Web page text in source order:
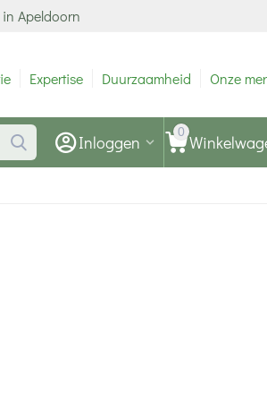
Apeldoorn
Expertise Duurzaamheid Onze
0
Inloggen